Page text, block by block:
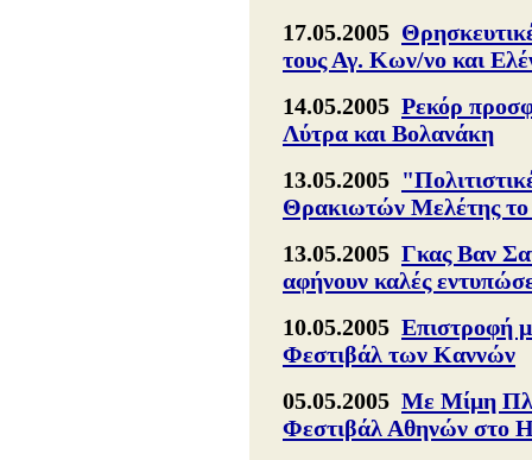
17.05.2005
τους Αγ. Κων/νο και
14.05.2005 Ρεκόρ
Λύτρα και Βολανάκη
13.05.2005
Θρακιωτών Μελέτης
13.05.2005 Γκας Βαν
αφήνουν καλές
10.05.2005 Επιστροφή
Φεστιβάλ των Καννών
05.05.2005 Με Μίμη
Φεστιβάλ Αθηνών στο